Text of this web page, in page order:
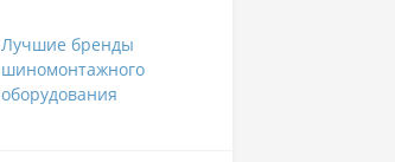
Лучшие бренды
шиномонтажного
оборудования